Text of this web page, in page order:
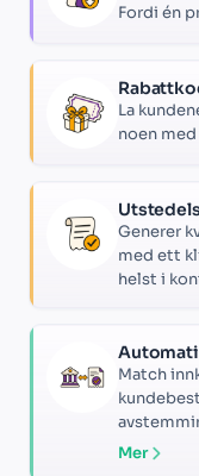
Fordi én
La
noen
Generer
med ett
helst i
Match
Mer